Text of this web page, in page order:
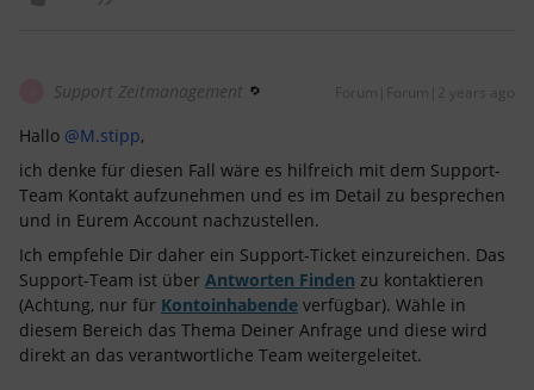
Support Zeitmanagement Forum|Forum|2 years ago
Hallo @M.stipp,
ich denke für diesen Fall wäre es hilfreich mit dem Support-
Team Kontakt aufzunehmen und es im Detail zu besprechen
und in Eurem Account nachzustellen.
Ich empfehle Dir daher ein Support-Ticket einzureichen. Das
Support-Team ist über Antworten Finden zu kontaktieren
(Achtung, nur für Kontoinhabende verfügbar). Wähle in
diesem Bereich das Thema Deiner Anfrage und diese wird
direkt an das verantwortliche Team weitergeleitet.